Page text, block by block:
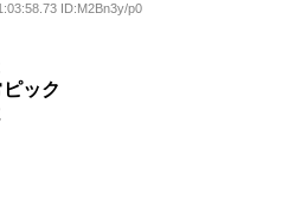
ID:M2Bn3y/p0
ック